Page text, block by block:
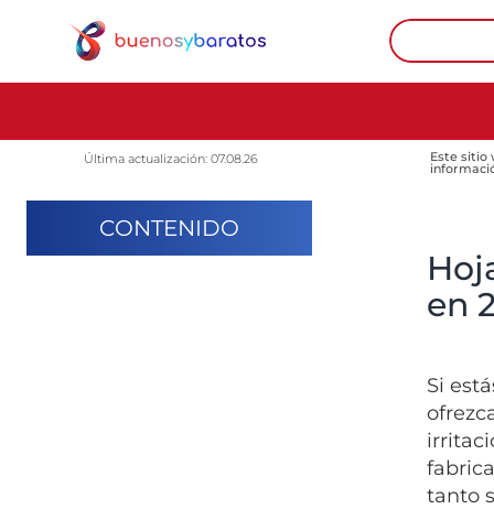
Última actualización: 07.08.26 Este sitio
CONTENIDO
en
Si
tanto